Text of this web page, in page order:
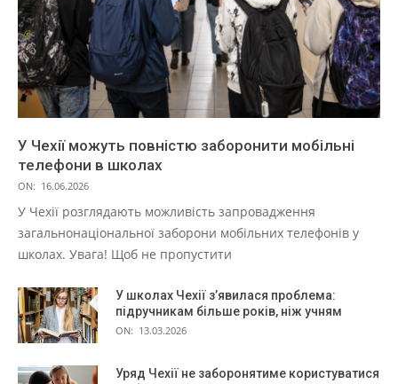
У Чехії можуть повністю заборонити мобільні
телефони в школах
ON: 16.06.2026
У Чехії розглядають можливість запровадження
загальнонаціональної заборони мобільних телефонів у
школах. Увага! Щоб не пропустити
У школах Чехії з’явилася проблема:
підручникам більше років, ніж учням
ON: 13.03.2026
Уряд Чехії не заборонятиме користуватися